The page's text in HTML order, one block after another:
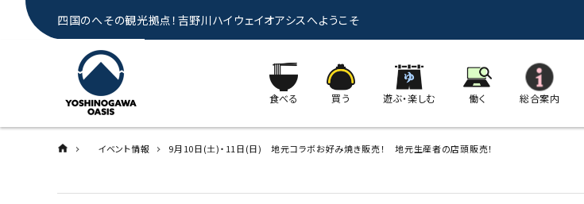
四国のへその観光拠点！吉野川ハイウェイオアシスへようこそ
食べる 買う 遊ぶ・楽しむ 働く 総合案内
イベント情報 9月10日(土)・11日(日) 地元コラボお好み焼き販売！ 地元生産者の店頭販売！